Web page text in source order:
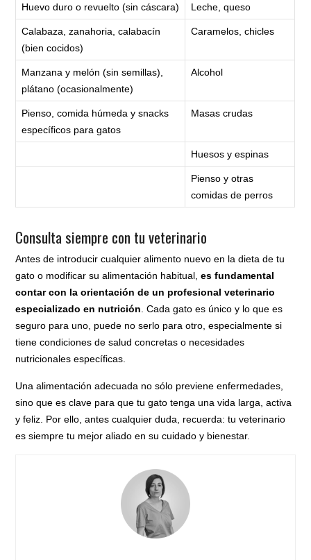
Huevo duro o revuelto (sin cáscara) Leche, queso
Calabaza, zanahoria, calabacín
(bien cocidos)
Caramelos, chicles
Manzana y melón (sin semillas),
plátano (ocasionalmente)
Alcohol
Pienso, comida húmeda y snacks
específicos para gatos
Masas crudas
Huesos y espinas
Pienso y otras
comidas de perros
Consulta siempre con tu veterinario
Antes de introducir cualquier alimento nuevo en la dieta de tu
gato o modificar su alimentación habitual, es fundamental
contar con la orientación de un profesional veterinario
especializado en nutrición. Cada gato es único y lo que es
seguro para uno, puede no serlo para otro, especialmente si
tiene condiciones de salud concretas o necesidades
nutricionales específicas.
Una alimentación adecuada no sólo previene enfermedades,
sino que es clave para que tu gato tenga una vida larga, activa
y feliz. Por ello, antes cualquier duda, recuerda: tu veterinario
es siempre tu mejor aliado en su cuidado y bienestar.